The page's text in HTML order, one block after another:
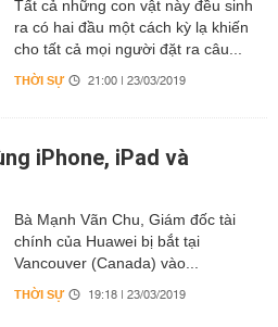
Tất cả những con vật này đều sinh
ra có hai đầu một cách kỳ lạ khiến
cho tất cả mọi người đặt ra câu...
THỜI SỰ 21:00 | 23/03/2019
iPhone, iPad và
Bà Mạnh Vãn Chu, Giám đốc tài
chính của Huawei bị bắt tại
Vancouver (Canada) vào...
THỜI SỰ 19:18 | 23/03/2019